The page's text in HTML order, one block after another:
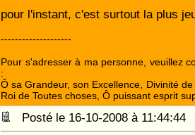
pour l'instant, c'est surtout la plus
--------------------
Pour s'adresser à ma personne, veuillez
:
Ô sa Grandeur, son Excellence, Divinité
Roi de Toutes choses, Ô puissant esprit
Posté le 16-10-2008 à